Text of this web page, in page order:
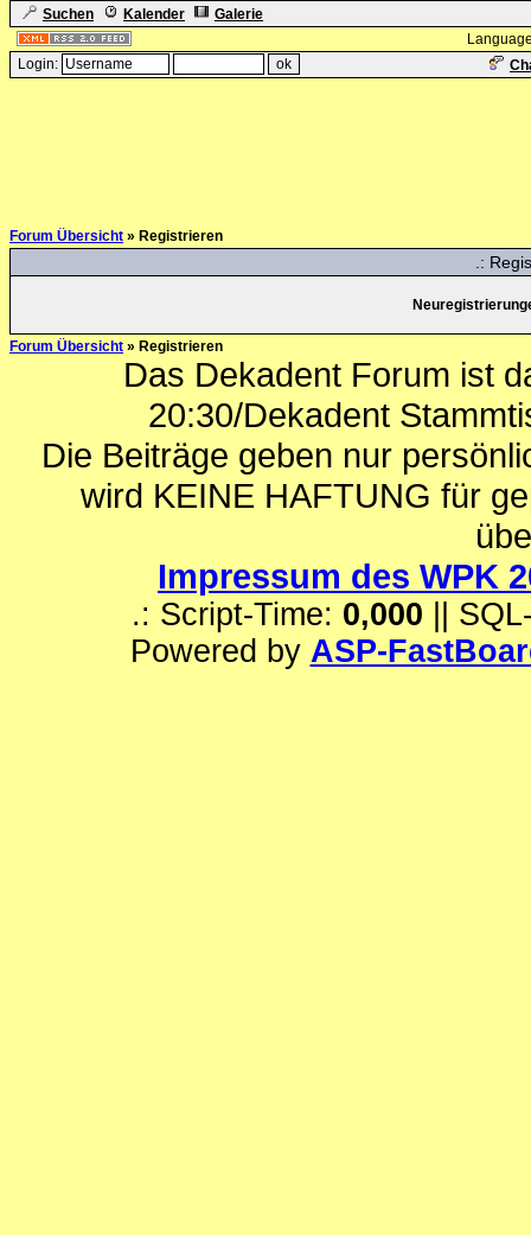
Suchen Kalender
Galerie
Login:
Forum Übersicht » Registrieren
.:
Forum Übersicht » Registrieren
Das Dekadent Forum ist
20:30/Dekadent
Die Beiträge geben nur
wird KEINE HAFTUNG für
Impressum des WPK
.: Script-Time: 0,000 ||
Powered by ASP-